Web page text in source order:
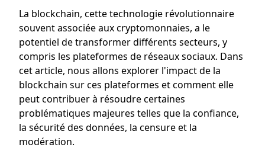
La blockchain, cette technologie révolutionnaire
souvent associée aux cryptomonnaies, a le
potentiel de transformer différents secteurs, y
compris les plateformes de réseaux sociaux. Dans
cet article, nous allons explorer l'impact de la
blockchain sur ces plateformes et comment elle
peut contribuer à résoudre certaines
problématiques majeures telles que la confiance,
la sécurité des données, la censure et la
modération.